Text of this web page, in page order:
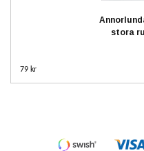
stora
79 kr